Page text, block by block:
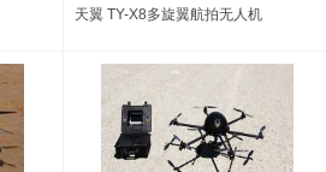
天翼 TY-X8多旋翼航拍无人机